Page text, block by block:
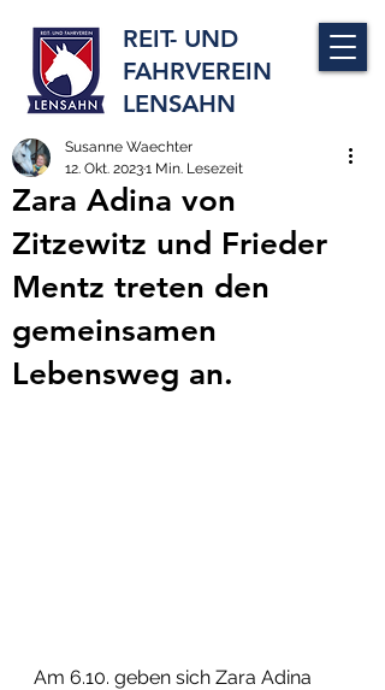
REIT- UND
FAHRVEREIN
LENSAHN
Zara Adina von
Zitzewitz und Frieder
Mentz treten den
gemeinsamen
Lebensweg an.
Susanne Waechter
12. Okt. 20231 Min. Lesezeit
Am 6.10. geben sich Zara Adina